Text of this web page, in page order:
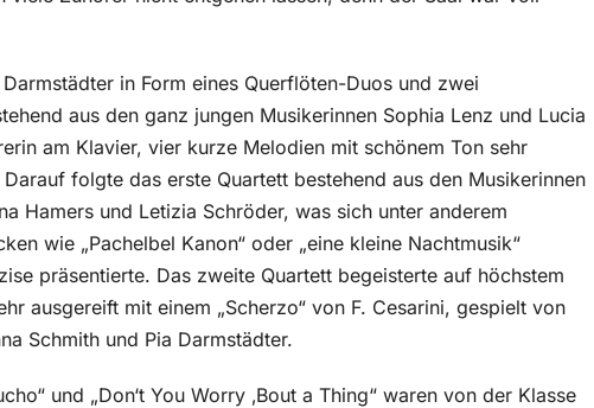
in Form eines Querflöten-Duos und zwei
aus den ganz jungen Musikerinnen Sophia Lenz und Lucia
am Klavier, vier kurze Melodien mit schönem Ton sehr
folgte das erste Quartett bestehend aus den Musikerinnen
Hamers und Letizia Schröder, was sich unter anderem
wie „Pachelbel Kanon“ oder „eine kleine Nachtmusik“
präsentierte. Das zweite Quartett begeisterte auf höchstem
ausgereift mit einem „Scherzo“ von F. Cesarini, gespielt von
Schmith und Pia Darmstädter.
und „Don‘t You Worry ‚Bout a Thing“ waren von der Klasse